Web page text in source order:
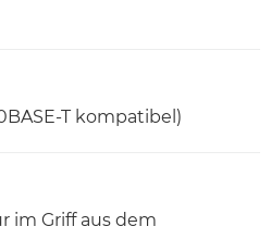
T kompatibel)
im Griff aus dem